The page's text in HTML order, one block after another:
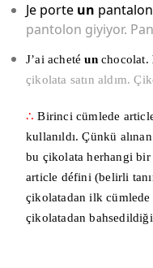
Je porte un
pantolon giyiyor.
J’ai achetéunchocolat.
çikolata satın aldım.
∴ Birinci cümlede
kullanıldı. Çünkü
bu çikolata herhangi
article défini (belirli
çikolatadan ilk cümlede
çikolatadan bahsedildiği